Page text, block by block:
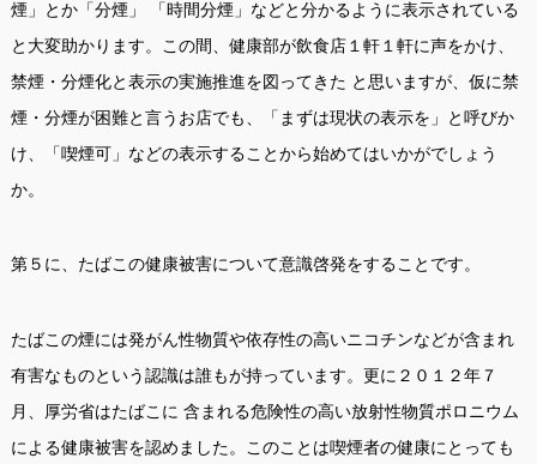
煙」とか「分煙」 「時間分煙」などと分かるように表示されている
と大変助かります。この間、健康部が飲食店１軒１軒に声をかけ、
禁煙・分煙化と表示の実施推進を図ってきた と思いますが、仮に禁
煙・分煙が困難と言うお店でも、「まずは現状の表示を」と呼びか
け、「喫煙可」などの表示することから始めてはいかがでしょう
か。
第５に、たばこの健康被害について意識啓発をすることです。
たばこの煙には発がん性物質や依存性の高いニコチンなどが含まれ
有害なものという認識は誰もが持っています。更に２０１２年７
月、厚労省はたばこに 含まれる危険性の高い放射性物質ポロニウム
による健康被害を認めました。このことは喫煙者の健康にとっても